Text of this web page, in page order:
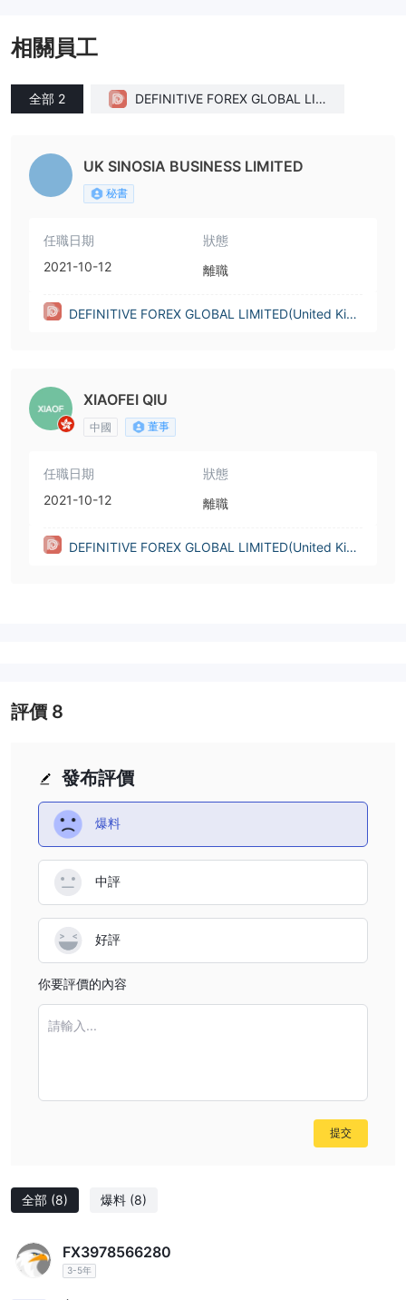
相關員工
全部 2
DEFINITIVE FOREX GLOBAL LIM
UK SINOSIA BUSINESS LIMITED
秘書
任職日期
2021-10-12
狀態
離職
DEFINITIVE FOREX GLOBAL LIMITED(United King
XIAOFEI QIU
中國 董事
任職日期
2021-10-12
狀態
離職
DEFINITIVE FOREX GLOBAL LIMITED(United King
全部 (8) 爆料 (8)
FX3978566280
3-5年
發布評價
爆料
中評
好評
你要評價的內容
請輸入...
提交
評價 8